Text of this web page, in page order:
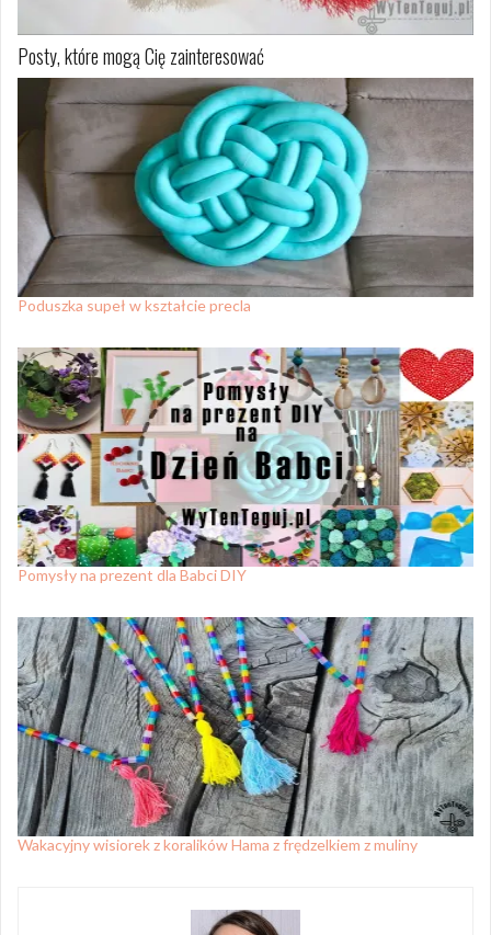
Posty, które mogą Cię zainteresować
Poduszka supeł w kształcie precla
Pomysły na prezent dla Babci DIY
Wakacyjny wisiorek z koralików Hama z frędzelkiem z muliny